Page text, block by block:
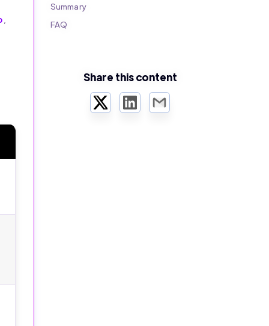
Summary
FAQ
Share this content
TwitterLinkedInEmail